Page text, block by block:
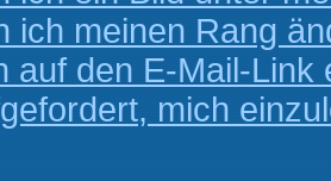
ich meinen Rang
auf den E-Mail-
mich